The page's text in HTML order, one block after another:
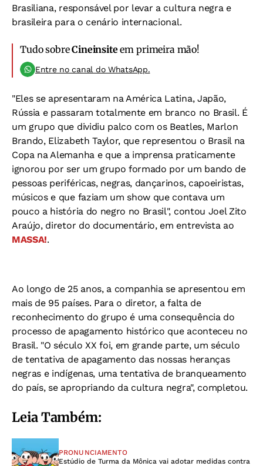
Brasiliana, responsável por levar a cultura negra e
brasileira para o cenário internacional.
Tudo sobreCineinsiteem primeira mão!
Entre no canal do WhatsApp.
"Eles se apresentaram na América Latina, Japão,
Rússia e passaram totalmente em branco no Brasil. É
um grupo que dividiu palco com os Beatles, Marlon
Brando, Elizabeth Taylor, que representou o Brasil na
Copa na Alemanha e que a imprensa praticamente
ignorou por ser um grupo formado por um bando de
pessoas periféricas, negras, dançarinos, capoeiristas,
músicos e que faziam um show que contava um
pouco a história do negro no Brasil", contou Joel Zito
Araújo, diretor do documentário, em entrevista ao
MASSA!.
Ao longo de 25 anos, a companhia se apresentou em
mais de 95 países. Para o diretor, a falta de
reconhecimento do grupo é uma consequência do
processo de apagamento histórico que aconteceu no
Brasil. "O século XX foi, em grande parte, um século
de tentativa de apagamento das nossas heranças
negras e indígenas, uma tentativa de branqueamento
do país, se apropriando da cultura negra", completou.
Leia Também:
PRONUNCIAMENTO
Estúdio de Turma da Mônica vai adotar medidas contra